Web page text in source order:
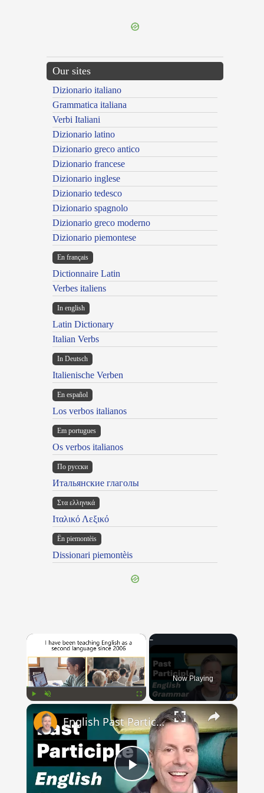
Our sites
Dizionario italiano
Grammatica italiana
Verbi Italiani
Dizionario latino
Dizionario greco antico
Dizionario francese
Dizionario inglese
Dizionario tedesco
Dizionario spagnolo
Dizionario greco moderno
Dizionario piemontese
En français
Dictionnaire Latin
Verbes italiens
In english
Latin Dictionary
Italian Verbs
In Deutsch
Italienische Verben
En español
Los verbos italianos
Em portugues
Os verbos italianos
По русски
Итальянские глаголы
Στα ελληνικά
Ιταλικό Λεξικό
Ën piemontèis
Dissionari piemontèis
×
Fullscreen
Now Playing
×
Play
English Past Participles | How to use correctly